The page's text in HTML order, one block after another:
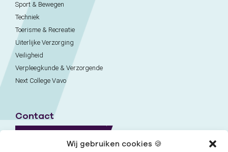
Wij gebruiken cookies 🍪
Sport & Bewegen
Techniek
Toerisme & Recreatie
Uiterlijke Verzorging
Veiligheid
Verpleegkunde & Verzorgende
Next College Vavo
Contact